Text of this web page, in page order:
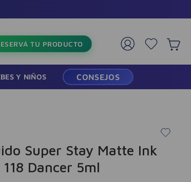
TU PRODUCTO
Y NIÑOS CONSEJOS
Super Stay Matte Ink
118 Dancer 5ml